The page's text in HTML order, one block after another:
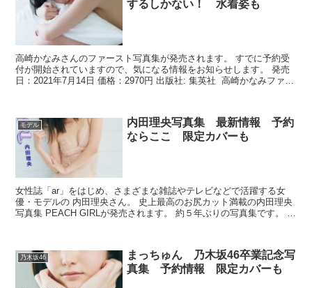
するしかない！ 水着姿も
高崎かなみさんのファースト写真集が発売されます。 すでに予約受
付が開始されていますので、気になる情報をお知らせします。 発売
日：2021年7月14日 価格：2970円 出版社: 集英社 高崎かなみファー
モデル
内田理央写真集 最新情報 予約
ならここ 限定カバーも
⼥性誌「ar」をはじめ、さまざまな雑誌やテレビなどで活躍する⼥
優・モデルの 内⽥理央さん。 史上最⾼のお尻カット満載の内田理央
写真集 PEACH GIRLが発売されます。 約５年ぶりの写真集です。 こ
乃木坂46
まっちゅん 乃木坂46卒業記念写
真集 予約情報 限定カバーも